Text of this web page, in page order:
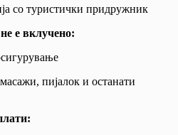
со туристички придружник
е вклучено:
пијалок и останати